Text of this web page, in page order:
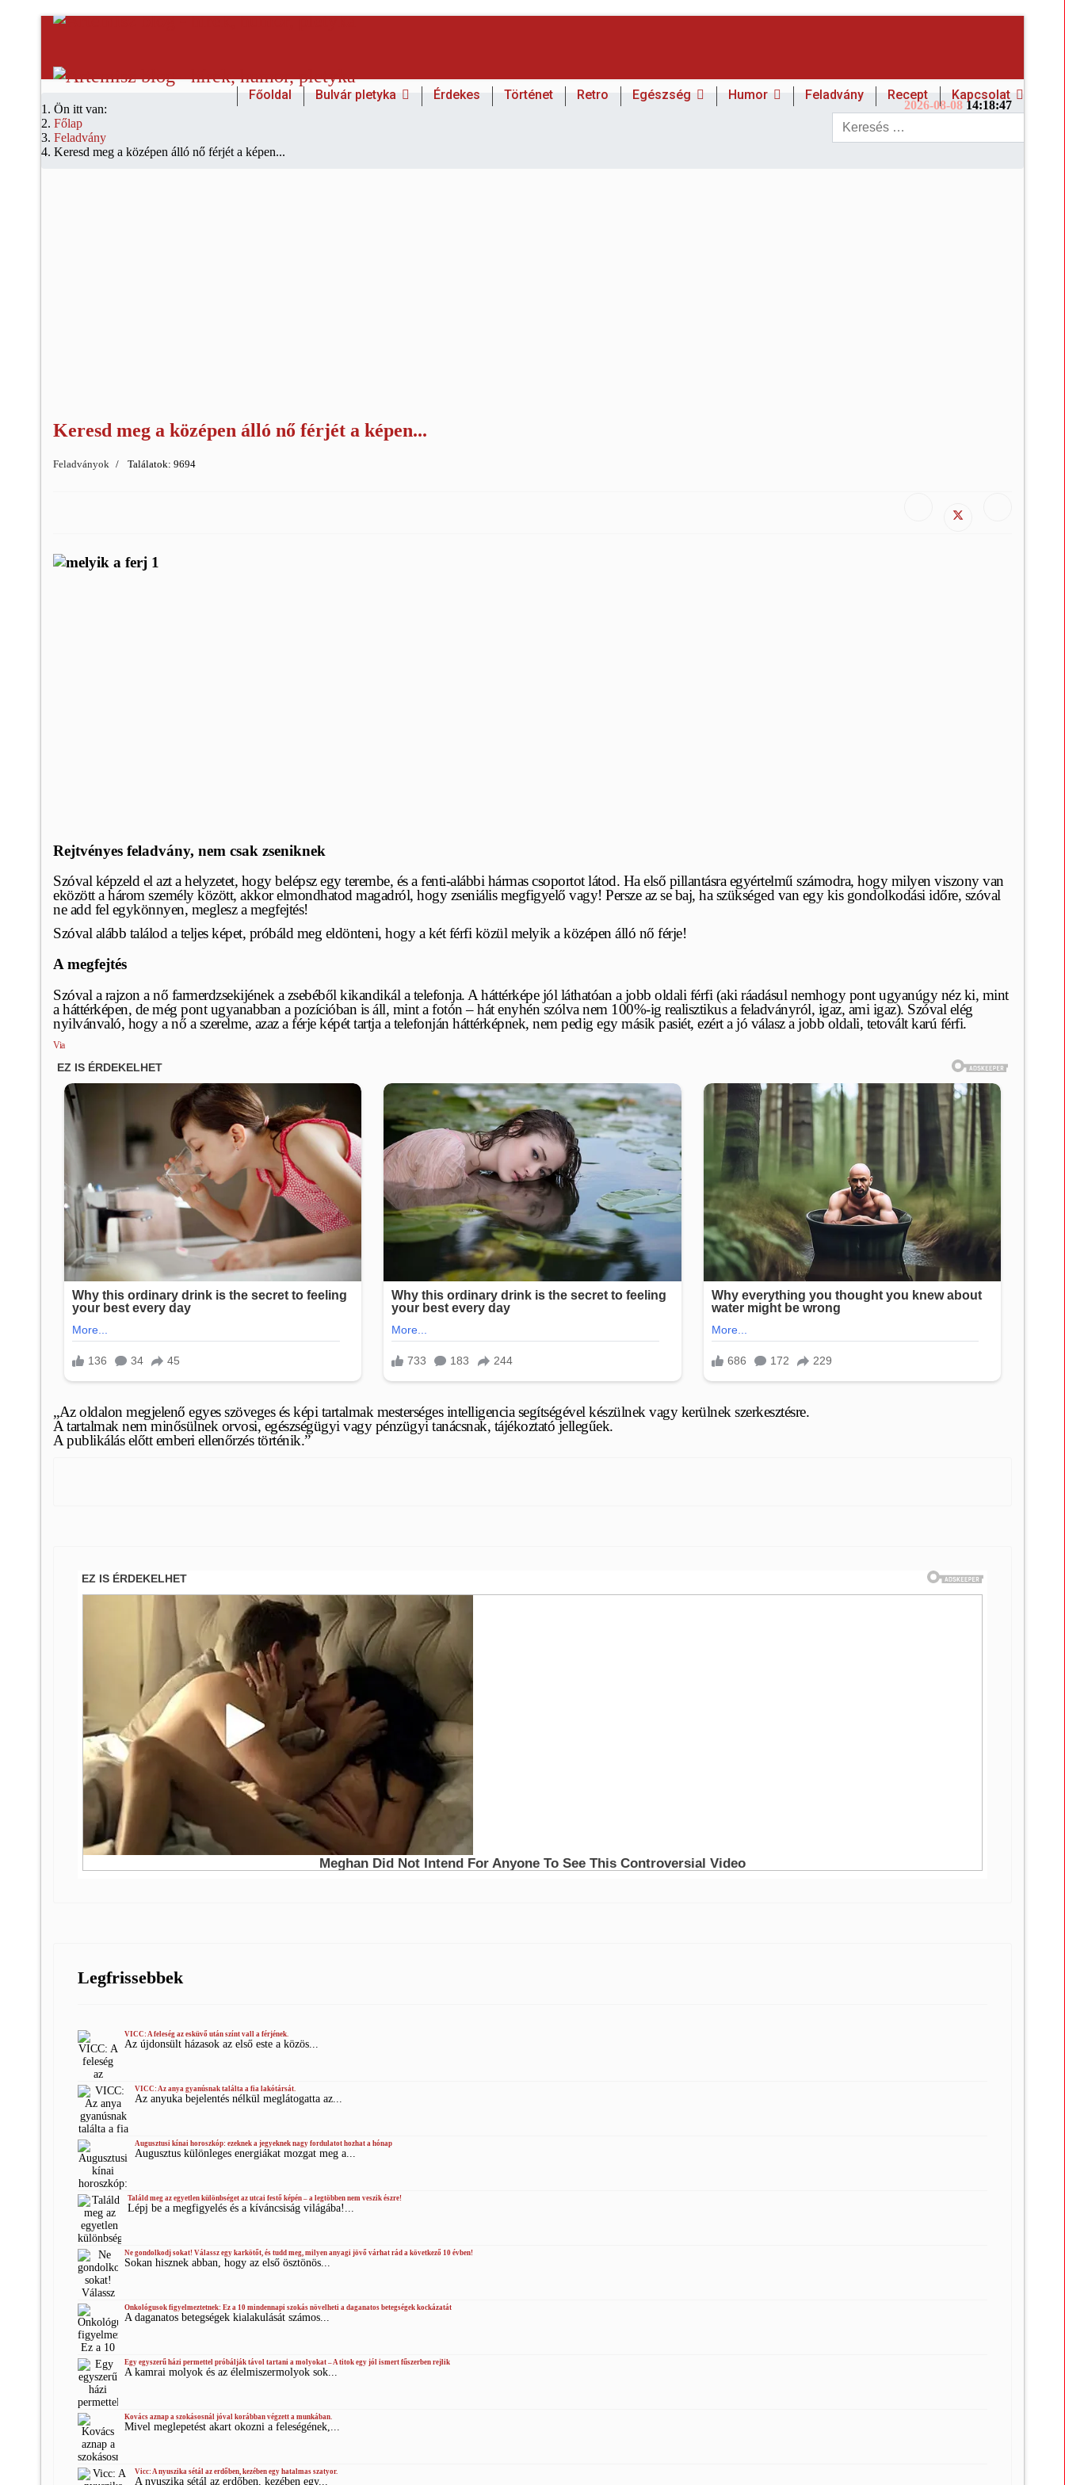
2026-08-08 14:18:48
Keresés...
Főoldal Bulvár pletyka Érdekes Történet Retro Egészség Humor Feladvány Recept Kapcsolat
Ön itt van:
Főlap
Feladvány
Keresd meg a középen álló nő férjét a képen...
Keresd meg a középen álló nő férjét a képen...
Feladványok Találatok: 9694
Rejtvényes feladvány, nem csak zseniknek
Szóval képzeld el azt a helyzetet, hogy belépsz egy terembe, és a fenti-alábbi hármas csoportot látod. Ha első pillantásra egyértelmű számodra, hogy milyen viszony van
eközött a három személy között, akkor elmondhatod magadról, hogy zseniális megfigyelő vagy! Persze az se baj, ha szükséged van egy kis gondolkodási időre, szóval
ne add fel egykönnyen, meglesz a megfejtés!
Szóval alább találod a teljes képet, próbáld meg eldönteni, hogy a két férfi közül melyik a középen álló nő férje!
A megfejtés
Szóval a rajzon a nő farmerdzsekijének a zsebéből kikandikál a telefonja. A háttérképe jól láthatóan a jobb oldali férfi (aki ráadásul nemhogy pont ugyanúgy néz ki, mint
a háttérképen, de még pont ugyanabban a pozícióban is áll, mint a fotón – hát enyhén szólva nem 100%-ig realisztikus a feladványról, igaz, ami igaz). Szóval elég
nyilvánvaló, hogy a nő a szerelme, azaz a férje képét tartja a telefonján háttérképnek, nem pedig egy másik pasiét, ezért a jó válasz a jobb oldali, tetovált karú férfi.
Via
„Az oldalon megjelenő egyes szöveges és képi tartalmak mesterséges intelligencia segítségével készülnek vagy kerülnek szerkesztésre.
A tartalmak nem minősülnek orvosi, egészségügyi vagy pénzügyi tanácsnak, tájékoztató jellegűek.
A publikálás előtt emberi ellenőrzés történik.”
Legfrissebbek
VICC: A feleség az esküvő után színt vall a férjének.
Az újdonsült házasok az első este a közös...
VICC: Az anya gyanúsnak találta a fia lakótársát.
Az anyuka bejelentés nélkül meglátogatta az...
Augusztusi kínai horoszkóp: ezeknek a jegyeknek nagy fordulatot hozhat a hónap
Augusztus különleges energiákat mozgat meg a...
Találd meg az egyetlen különbséget az utcai festő képén – a legtöbben nem veszik észre!
Lépj be a megfigyelés és a kíváncsiság világába!...
Ne gondolkodj sokat! Válassz egy karkötőt, és tudd meg, milyen anyagi jövő várhat rád a következő 10 évben!
Sokan hisznek abban, hogy az első ösztönös...
Onkológusok figyelmeztetnek: Ez a 10 mindennapi szokás növelheti a daganatos betegségek kockázatát
A daganatos betegségek kialakulását számos...
Egy egyszerű házi permettel próbálják távol tartani a molyokat – A titok egy jól ismert fűszerben rejlik
A kamrai molyok és az élelmiszermolyok sok...
Kovács aznap a szokásosnál jóval korábban végzett a munkában.
Mivel meglepetést akart okozni a feleségének,...
Vicc: A nyuszika sétál az erdőben, kezében egy hatalmas szatyor.
A nyuszika sétál az erdőben, kezében egy...